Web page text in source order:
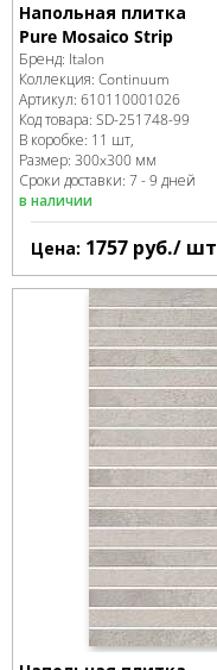
Напольная плитка
Pure Mosaico Strip
Бренд: Italon
Коллекция: Continuum
Артикул: 610110001026
Код товара: SD-251748-99
В коробке: 11 шт,
Размер: 300x300 мм
Сроки доставки: 7 - 9 дней
в наличии
Цена: 1757 руб./ шт